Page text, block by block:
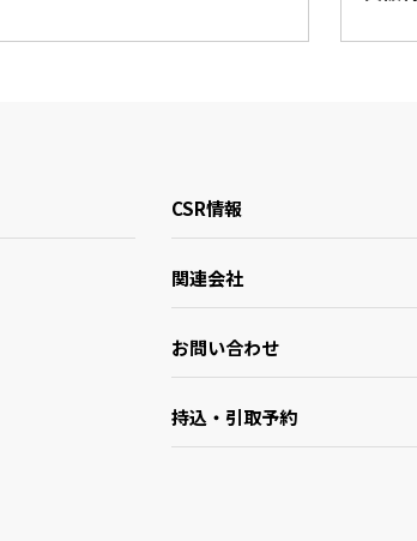
CSR情報
関連会社
お問い合わせ
持込・引取予約